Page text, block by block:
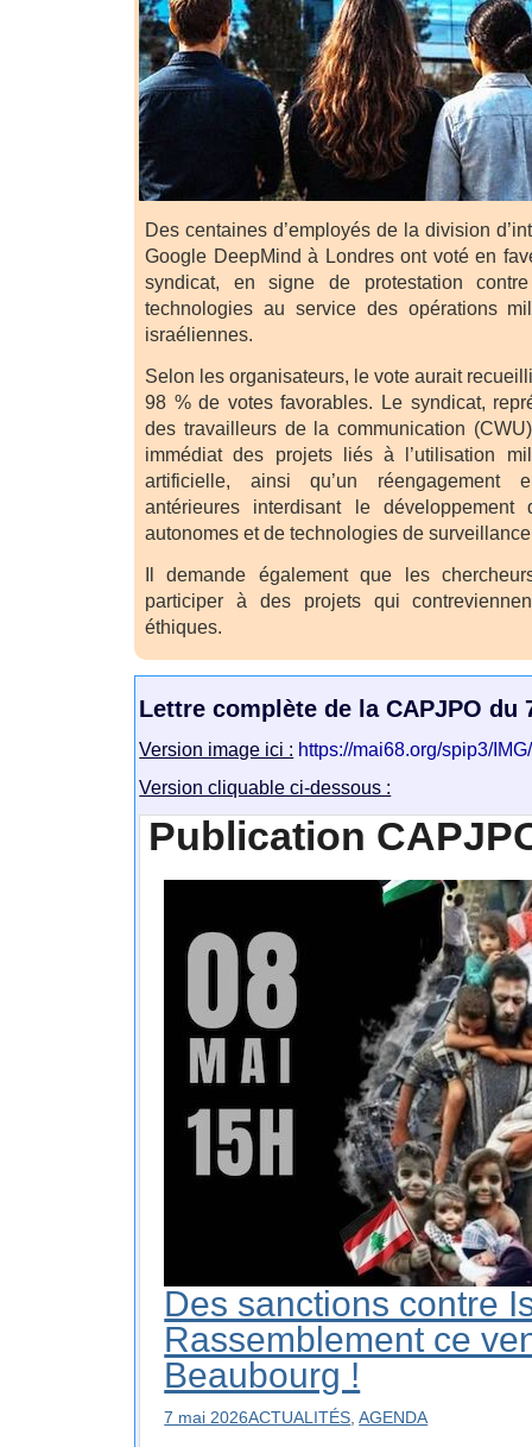
Des centaines d’employés de la division
Google DeepMind à Londres ont voté en
syndicat, en signe de protestation
technologies au service des opérations
israéliennes.
Selon les organisateurs, le vote aurait
98 % de votes favorables. Le syndicat,
des travailleurs de la communication
immédiat des projets liés à l’utilisation
artificielle, ainsi qu’un réengagement
antérieures interdisant le développement
autonomes et de technologies de
Il demande également que les
participer à des projets qui
éthiques.
Lettre complète de la CAPJPO du
Version image ici : https://mai68.org/spip3/
Version cliquable ci-dessous :
Publication
Des sanctions contre
Rassemblement ce
Beaubourg !
7 mai 2026ACTUALITÉS,AGENDA